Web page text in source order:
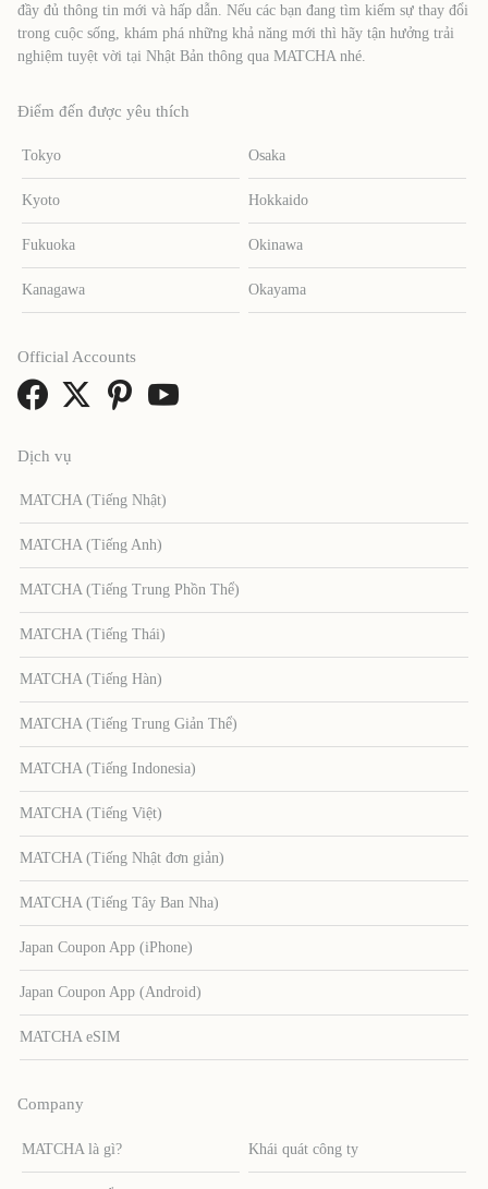
đầy đủ thông tin mới và hấp dẫn. Nếu các bạn đang tìm kiếm sự thay đổi
trong cuộc sống, khám phá những khả năng mới thì hãy tận hưởng trải
nghiệm tuyệt vời tại Nhật Bản thông qua MATCHA nhé.
Điểm đến được yêu thích
Tokyo Osaka
Kyoto Hokkaido
Fukuoka Okinawa
Kanagawa Okayama
Dịch vụ
MATCHA (Tiếng Nhật)
MATCHA (Tiếng Anh)
MATCHA (Tiếng Trung Phồn Thể)
MATCHA (Tiếng Thái)
MATCHA (Tiếng Hàn)
MATCHA (Tiếng Trung Giản Thể)
MATCHA (Tiếng Indonesia)
MATCHA (Tiếng Việt)
MATCHA (Tiếng Nhật đơn giản)
MATCHA (Tiếng Tây Ban Nha)
Japan Coupon App (iPhone)
Japan Coupon App (Android)
MATCHA eSIM
Company
MATCHA là gì? Khái quát công ty
Official Accounts